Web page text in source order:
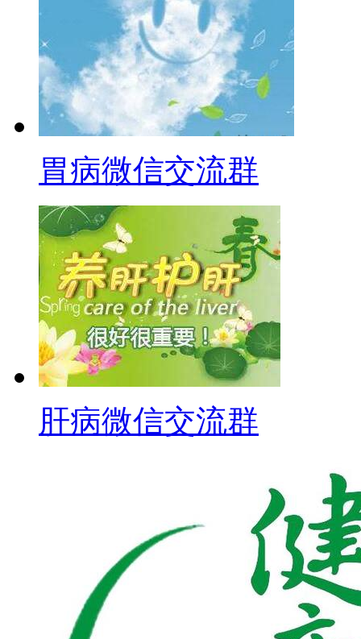
胃病微信交流群
肝病微信交流群